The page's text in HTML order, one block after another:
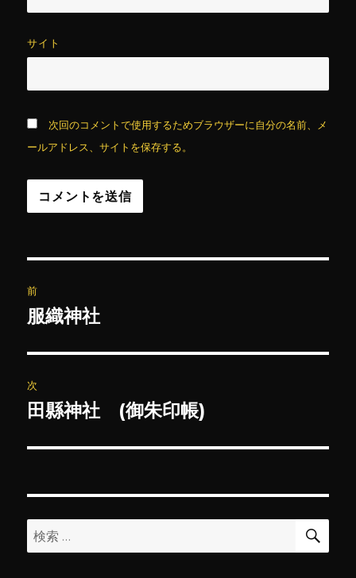
サイト
次回のコメントで使用するためブラウザーに自分の名前、メ
ールアドレス、サイトを保存する。
稿
ビ
ゲ
ー
ン
前
前
投
稿:
服織神社
次
次
投
田縣神社 (御朱印帳)
検
索:
検